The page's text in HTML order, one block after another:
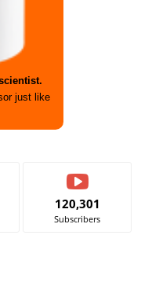
just like
120,301
Subscribers